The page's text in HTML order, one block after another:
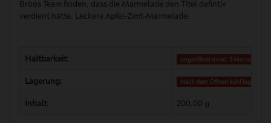
Bröös Team finden, dass die Marmelade den Titel defintiv
verdient hätte. Leckere Apfel-Zimt-Marmelade.
Haltbarkeit: ungeöffnet mind. 3 Monate
Lagerung: Nach dem Öffnen kühl lagern
Inhalt: 200,00 g